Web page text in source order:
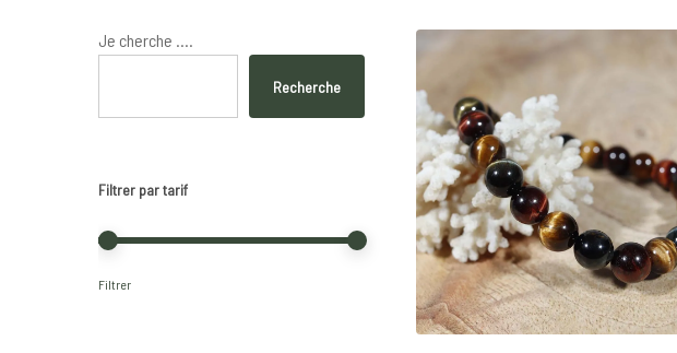
Je cherche ....
Recherche
Filtrer par tarif
Filtrer
12€ 16€